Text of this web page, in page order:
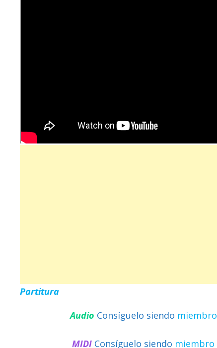
Partitura
Audio Consíguelo siendo miembro
MIDI Consíguelo siendo miembro